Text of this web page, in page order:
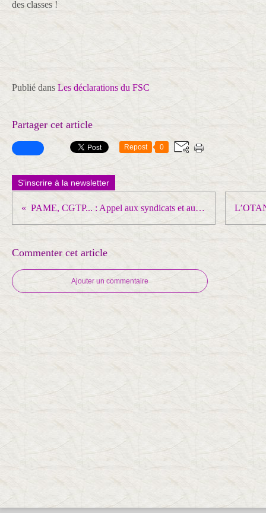
des classes !
Publié dans Les déclarations du FSC
Partager cet article
Repost 0
S'inscrire à la newsletter
PAME, CGTP... : Appel aux syndicats et aux syndicalistes d’Europe
Commenter cet article
Ajouter un commentaire